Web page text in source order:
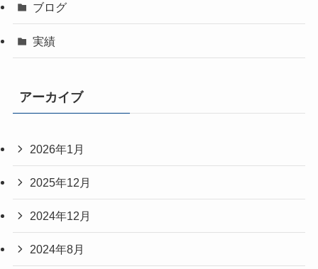
ブログ
実績
アーカイブ
2026年1月
2025年12月
2024年12月
2024年8月